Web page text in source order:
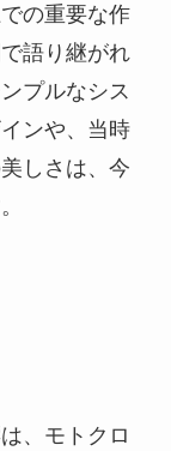
の重要な作
語り継がれ
プルなシス
ンや、当時
しさは、今
、モトクロ